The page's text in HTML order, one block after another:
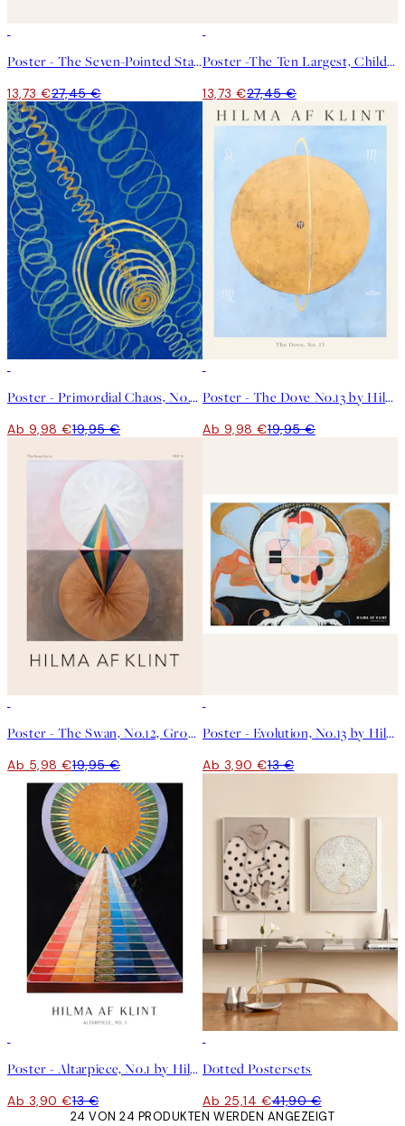
Poster - The Seven-Pointed Star No.1 by Hilma af Klint
13,73 €27,45 €
Poster -The Ten Largest, Childhood, No.2 by Hilma af Klint Square
13,73 €27,45 €
Poster - Primordial Chaos, No.16 by Hilma af Klint
Ab 9,98 €19,95 €
Poster - The Dove No.13 by Hilma af Klint
Ab 9,98 €19,95 €
Poster - The Swan, No.12, Group IX SUW by Hilma af Klint
Ab 5,98 €19,95 €
Poster - Evolution, No.13 by Hilma af Klint
Ab 3,90 €13 €
Poster - Altarpiece, No.1 by Hilma af Klint
Ab 3,90 €13 €
Dotted Postersets
Ab 25,14 €41,90 €
24 VON 24 PRODUKTEN WERDEN ANGEZEIGT